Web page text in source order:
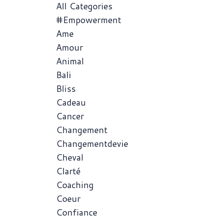
All Categories
#empowerment
Ame
Amour
Animal
Bali
Bliss
Cadeau
Cancer
Changement
Changementdevie
Cheval
Clarté
Coaching
Coeur
Confiance